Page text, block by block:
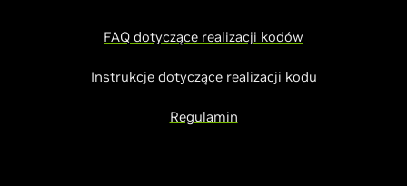
FAQ dotyczące realizacji kodów
Instrukcje dotyczące realizacji kodu
Regulamin